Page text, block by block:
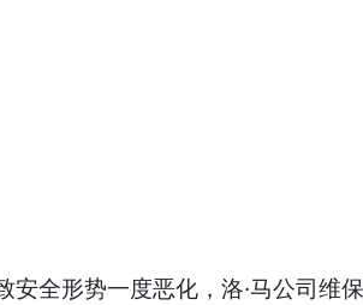
全形势一度恶化，洛·马公司维